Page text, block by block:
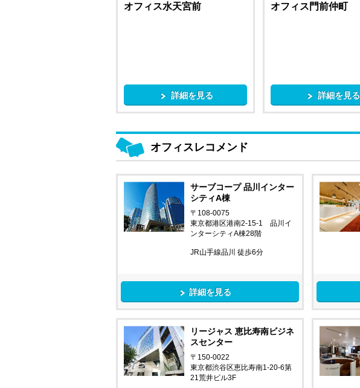
オフィス水天宮前
詳細を見る
オフィス門前仲町
詳細を見る
オフィスレコメンド
サーブコープ 品川インター
シティA棟
〒108-0075
東京都港区港南2-15-1 品川イ
ンターシティA棟28階
JR山手線品川 徒歩6分
詳細を見る
リージャス 恵比寿南ビジネ
スセンター
〒150-0022
東京都渋谷区恵比寿南1-20-6第
21荒井ビル3F